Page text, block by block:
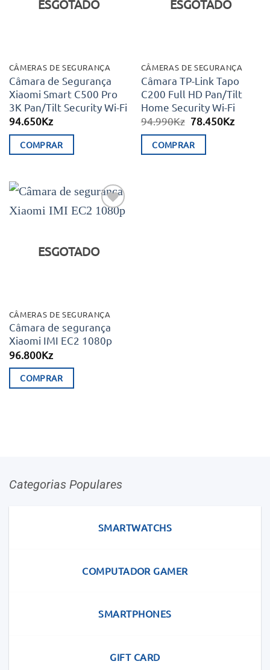
ESGOTADO
CÂMERAS DE SEGURANÇA
Câmara de Segurança
Xiaomi Smart C500 Pro
3K Pan/Tilt Security Wi-Fi
94.650Kz
COMPRAR
ESGOTADO
CÂMERAS DE SEGURANÇA
Câmara TP-Link Tapo
C200 Full HD Pan/Tilt
Home Security Wi-Fi
94.990Kz O
original
era:
78.450KzO
COMPRAR
Adicionar
ESGOTADO
CÂMERAS DE SEGURANÇA
Câmara de segurança
Xiaomi IMI EC2 1080p
96.800Kz
COMPRAR
Categorias Populares
SMARTWATCHS
COMPUTADOR GAMER
SMARTPHONES
GIFT CARD